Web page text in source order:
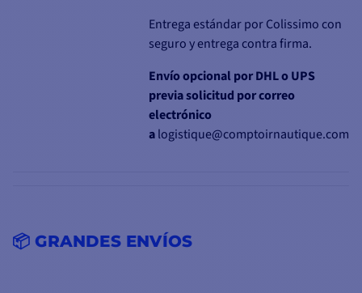
Entrega estándar por Colissimo con
seguro y entrega contra firma.
Envío opcional por DHL o UPS
previa solicitud por correo
electrónico
alogistique@comptoirnautique.com
📦 GRANDES ENVÍOS